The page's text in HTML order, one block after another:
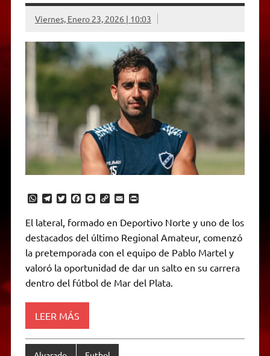
Viernes, Enero 23, 2026 | 10:03
W
a
t
s
p
p
T
e
g
a
m
T
i
t
t
r
F
e
b
o
k
M
s
s
e
g
e
C
y
L
n
k
E
a
i
l
P
n
t
F
r
i
n
El lateral, formado en Deportivo Norte y uno de los
destacados del último Regional Amateur, comenzó
la pretemporada con el equipo de Pablo Martel y
valoró la oportunidad de dar un salto en su carrera
dentro del fútbol de Mar del Plata.
LEER MÁS